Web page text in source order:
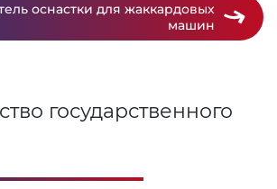
оснастки для жаккардовых
машин
государственного